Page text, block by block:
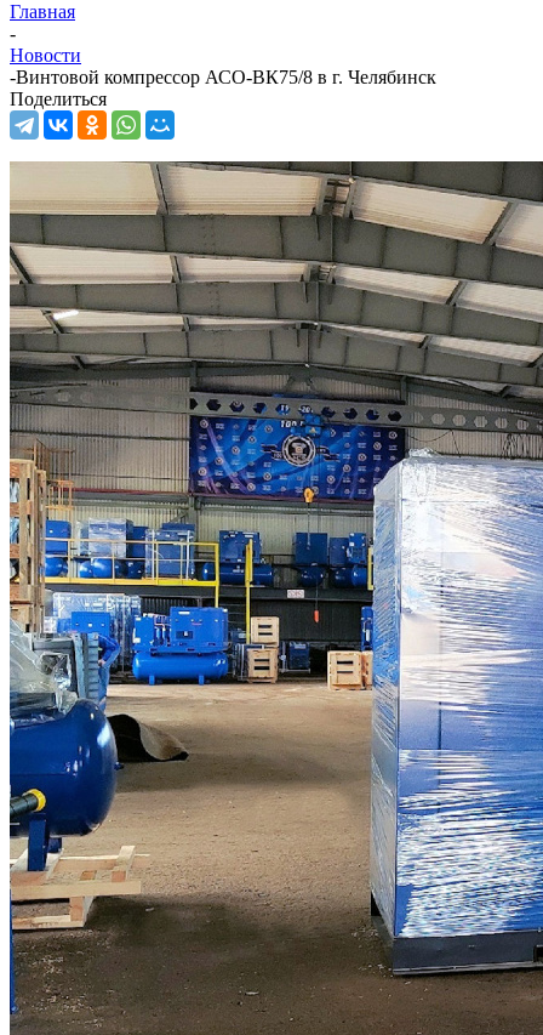
Главная
-
Новости
-Винтовой компрессор АСО-ВК75/8 в г. Челябинск
Поделиться